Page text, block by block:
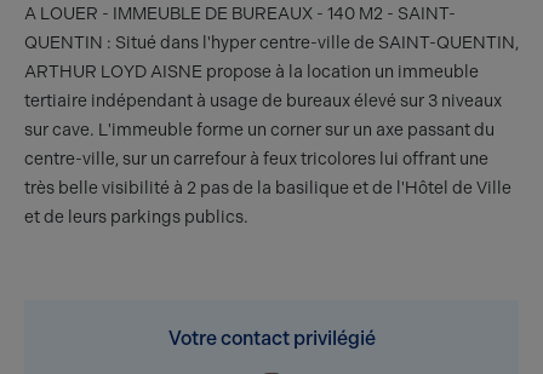
A LOUER - IMMEUBLE DE BUREAUX - 140 M2 - SAINT-
QUENTIN : Situé dans l'hyper centre-ville de SAINT-QUENTIN,
ARTHUR LOYD AISNE propose à la location un immeuble
tertiaire indépendant à usage de bureaux élevé sur 3 niveaux
sur cave. L'immeuble forme un corner sur un axe passant du
centre-ville, sur un carrefour à feux tricolores lui offrant une
très belle visibilité à 2 pas de la basilique et de l'Hôtel de Ville
et de leurs parkings publics.
Votre contact privilégié